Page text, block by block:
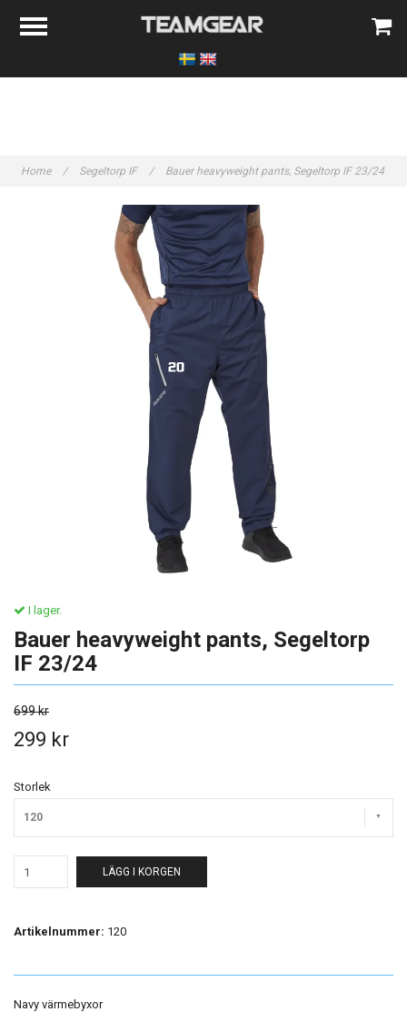
Home / Segeltorp IF / Bauer heavyweight pants, Segeltorp IF 23/24
I lager.
Bauer heavyweight pants, Segeltorp
IF 23/24
699 kr
299 kr
Storlek
120
LÄGG I KORGEN
Artikelnummer: 120
Navy värmebyxor